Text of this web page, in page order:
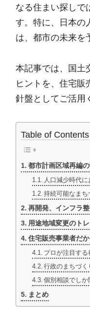
なる住まい探しで
す。特に、日本の
は、都市の未来を
本記事では、国土
ヒントを、住宅販
針盤としてご活用
Table of Contents
都市計画区域再編
人口減少時代
持続可能なま
再開発、インフラ
用途地域変更のト
住宅販売事業者だ
プロが注目する
行政のまちづ
個別相談でしか
まとめ